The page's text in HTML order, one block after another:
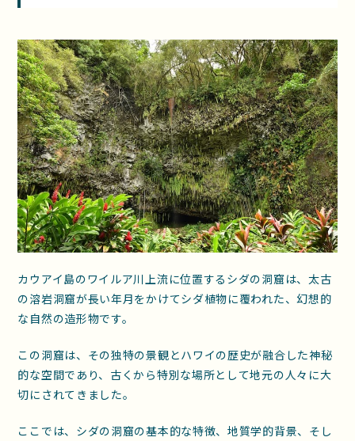
カウアイ島のワイルア川上流に位置するシダの洞窟は、太古
の溶岩洞窟が長い年月をかけてシダ植物に覆われた、幻想的
な自然の造形物です。
この洞窟は、その独特の景観とハワイの歴史が融合した神秘
的な空間であり、古くから特別な場所として地元の人々に大
切にされてきました。
ここでは、シダの洞窟の基本的な特徴、地質学的背景、そし